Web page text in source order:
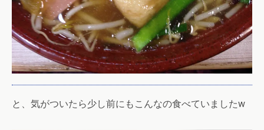
と、気がついたら少し前にもこんなの食べていましたw